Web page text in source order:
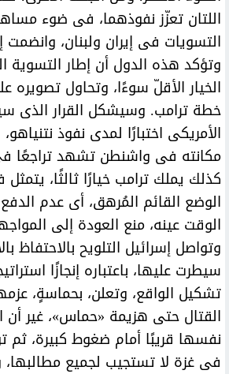
اللتان تعزّز نفوذهما، فى ضوء
التسويات فى إيران ولبنان، وانضمت
وتؤكد هذه الدول أن إطار التسوية
الخيار الأقلّ سوءًا، وتحاول
خطة ترامب. وسيشكل القرار الذى
الأمريكى اختبارًا لمدى نفوذ
مكانته فى واشنطن تشهد تراجعًا فى
كذلك يملك ترامب خيارًا ثالثًا،
الوضع القائم المُرهق، أى عدم
الوقت عينه، منع العودة إلى
وتواصل إسرائيل التلويح بالاحتفاظ
سيطرت عليها، باعتباره إنجازًا
تشكيل الواقع، وتعلن، بحماسةٍ،
القتال حتى هزيمة «حماس»، غير أن
نفسها قريبًا أمام ضغوط كبيرة،
فى غزة لا تستجيب لجميع